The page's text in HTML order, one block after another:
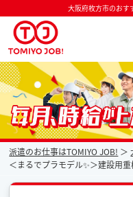
大阪府枚方市のおす
派遣なら毎月時給が上がるトミヨジ
派遣のお仕事はTOMIYO JOB!
＜まるでプラモデル✨＞建設用